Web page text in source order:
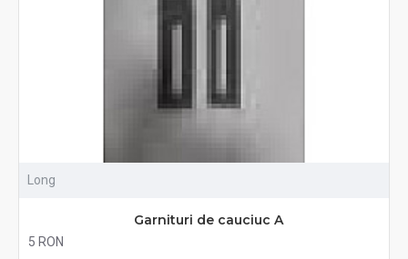
Long
Garnituri de cauciuc A
5 RON